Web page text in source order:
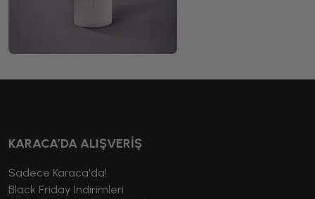
KARACA’DA ALIŞVERİŞ
Sadece Karaca'da!
Black Friday İndirimleri